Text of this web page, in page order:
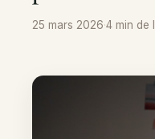
25 mars 2026·4 min de